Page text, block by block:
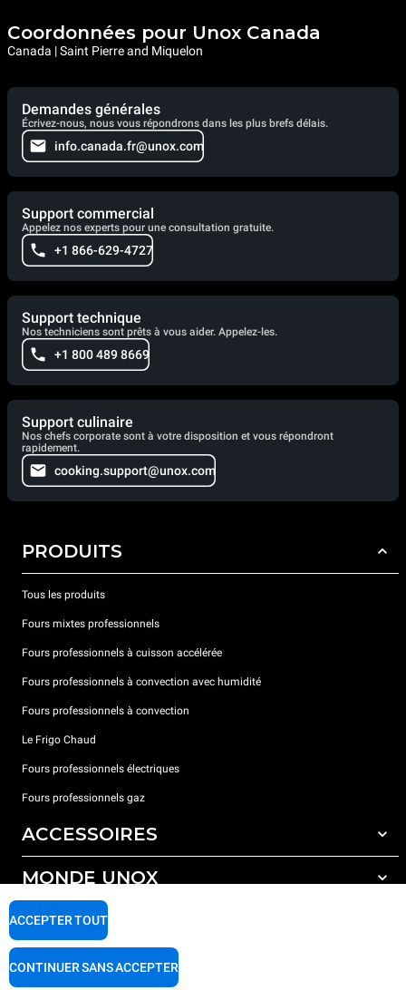
Coordonnées pour Unox Canada
Canada | Saint Pierre and Miquelon
Demandes générales
Écrivez-nous, nous vous répondrons dans les plus brefs délais.
info.canada.fr@unox.com
Support commercial
Appelez nos experts pour une consultation gratuite.
+1 866-629-4727
Support technique
Nos techniciens sont prêts à vous aider. Appelez-les.
+1 800 489 8669
Support culinaire
Nos chefs corporate sont à votre disposition et vous répondront
rapidement.
cooking.support@unox.com
PRODUITS
Tous les produits
Fours mixtes professionnels
Fours professionnels à cuisson accélérée
Fours professionnels à convection avec humidité
Fours professionnels à convection
Le Frigo Chaud
Fours professionnels électriques
Fours professionnels gaz
ACCESSOIRES
Tous les accessoires
Détergents pour lavage automatique
Détergents pour lavage manuel
Traitement de l'eau avec filtres à résine
MONDE UNOX
Nos bureaux dans le monde
SUPPORT
Garantie Unox
ACCEPTER TOUT
CONTINUER SANS ACCEPTER